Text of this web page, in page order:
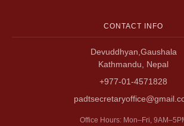
CONTACT INFO
Devuddhyan,Gaushala
Kathmandu, Nepal
+977-01-4571828
Office Hours: Mon–Fri,